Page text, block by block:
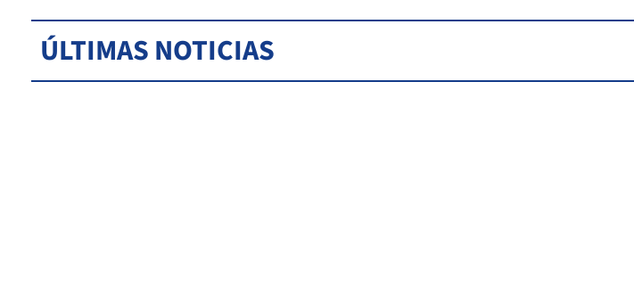
ÚLTIMAS NOTICIAS